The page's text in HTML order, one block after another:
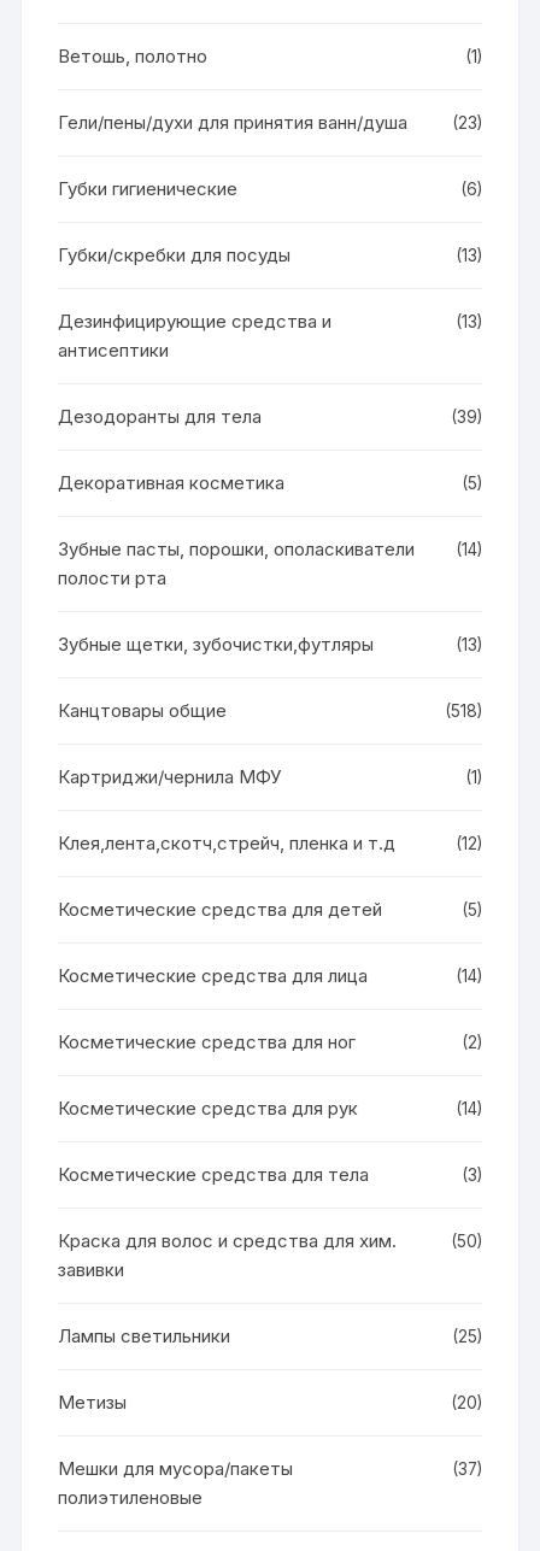
Ветошь, полотно (1)
Гели/пены/духи для принятия ванн/душа (23)
Губки гигиенические (6)
Губки/скребки для посуды (13)
Дезинфицирующие средства и
антисептики
(13)
Дезодоранты для тела (39)
Декоративная косметика (5)
Зубные пасты, порошки, ополаскиватели
полости рта
(14)
Зубные щетки, зубочистки,футляры (13)
Канцтовары общие (518)
Картриджи/чернила МФУ (1)
Клея,лента,скотч,стрейч, пленка и т.д (12)
Косметические средства для детей (5)
Косметические средства для лица (14)
Косметические средства для ног (2)
Косметические средства для рук (14)
Косметические средства для тела (3)
Краска для волос и средства для хим.
завивки
(50)
Лампы светильники (25)
Метизы (20)
Мешки для мусора/пакеты
полиэтиленовые
(37)